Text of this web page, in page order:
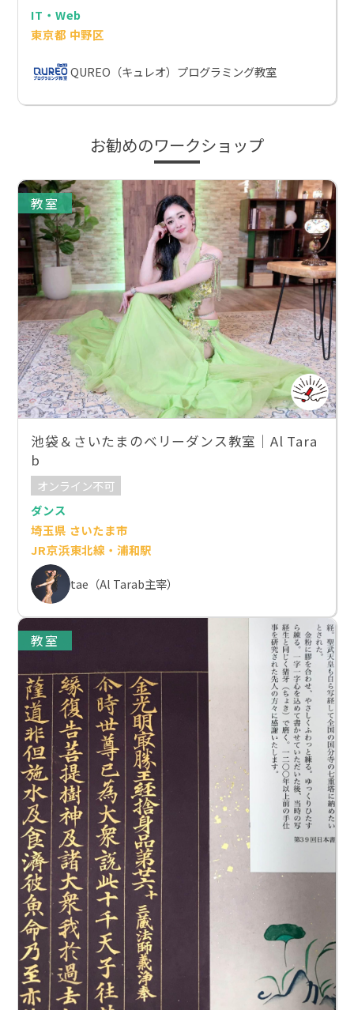
IT・Web
東京都 中野区
QUREO（キュレオ）プログラミング教室
お勧めのワークショップ
教室
池袋＆さいたまのベリーダンス教室｜Al Tara
b
オンライン不可
ダンス
埼玉県 さいたま市
JR京浜東北線・浦和駅
tae（Al Tarab主宰）
教室